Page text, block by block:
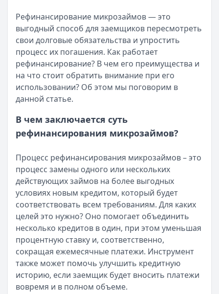
Все статьи
Опубликовано:5 декабря 2025 г.
Категория:МФО
Читать новость
Срочный микрозайм 15 000 ₽ на карту: свежая
Кратко:Нужны 15 000 рублей на карту прямо сегодня?
Опубликовано:5 декабря 2025 г.
Категория:МФО
Читать новость
Кратко:В III квартале 2025 года владельцы iPhone
Опубликовано:5 декабря 2025 г.
Читать новость
57 сервисов микрозаймов через Госуслуги: где
Кратко:Авторизация через Госуслуги ускоряет
Опубликовано:23 ноября 2025 г.
Категория:МФО
Читать новость
Смс о «одобренном займе» от Bigmani Ru: как
Кратко:Пришло СМС об одобрении займа от Bigmani
Опубликовано:23 ноября 2025 г.
Категория:МФО
Читать новость
Все новости
Рефинансирование микрозаймов — это
выгодный способ для заемщиков пересмотреть
свои долговые обязательства и упростить
процесс их погашения. Как работает
рефинансирование? В чем его преимущества и
на что стоит обратить внимание при его
использовании? Об этом мы поговорим в
данной статье.
В чем заключается суть
рефинансирования микрозаймов?
Процесс рефинансирования микрозаймов – это
процесс замены одного или нескольких
действующих займов на более выгодных
условиях новым кредитом, который будет
соответствовать всем требованиям. Для каких
целей это нужно? Оно помогает объединить
несколько кредитов в один, при этом уменьшая
процентную ставку и, соответственно,
сокращая ежемесячные платежи. Инструмент
также может помочь улучшить кредитную
историю, если заемщик будет вносить платежи
вовремя и в полном объеме.